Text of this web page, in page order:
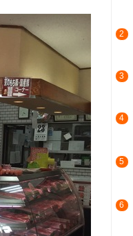
2
3
4
5
6